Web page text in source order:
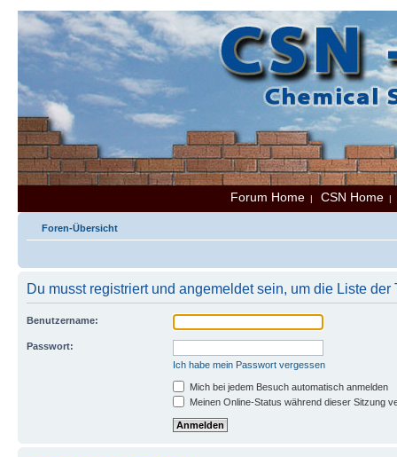
Forum Home | CSN Home
Foren-Übersicht
Du musst registriert und angemeldet sein, um die Liste
Benutzername:
Passwort:
Ich habe mein Passwort vergessen
Mich bei jedem Besuch automatisch anmelden
Meinen Online-Status während dieser Sitzung